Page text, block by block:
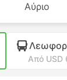
Αύριο
Από USD